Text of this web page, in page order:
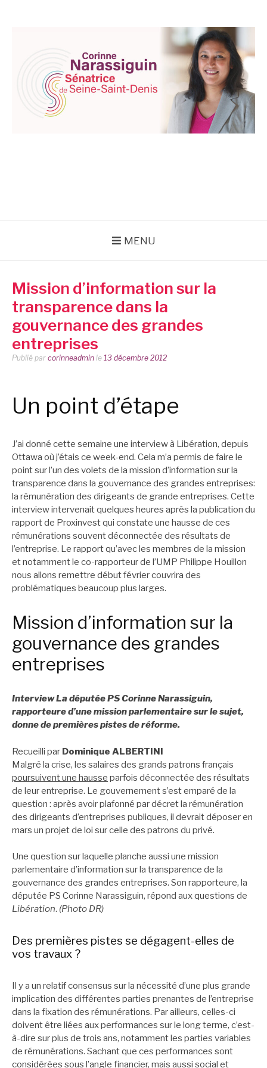
MENU
Mission d’information sur la
transparence dans la
gouvernance des grandes
entreprises
Publié par corinneadmin le 13 décembre 2012
Un point d’étape
J’ai donné cette semaine une interview à Libération, depuis
Ottawa où j’étais ce week-end. Cela m’a permis de faire le
point sur l’un des volets de la mission d’information sur la
transparence dans la gouvernance des grandes entreprises:
la rémunération des dirigeants de grande entreprises. Cette
interview intervenait quelques heures après la publication du
rapport de Proxinvest qui constate une hausse de ces
rémunérations souvent déconnectée des résultats de
l’entreprise. Le rapport qu’avec les membres de la mission
et notamment le co-rapporteur de l’UMP Philippe Houillon
nous allons remettre début février couvrira des
problématiques beaucoup plus larges.
Mission d’information sur la
gouvernance des grandes
entreprises
Interview La députée PS Corinne Narassiguin,
rapporteure d’une mission parlementaire sur le sujet,
donne de premières pistes de réforme.
Recueilli par Dominique ALBERTINI
Malgré la crise, les salaires des grands patrons français
poursuivent une hausse parfois déconnectée des résultats
de leur entreprise. Le gouvernement s’est emparé de la
question : après avoir plafonné par décret la rémunération
des dirigeants d’entreprises publiques, il devrait déposer en
mars un projet de loi sur celle des patrons du privé.
Une question sur laquelle planche aussi une mission
parlementaire d’information sur la transparence de la
gouvernance des grandes entreprises. Son rapporteure, la
députée PS Corinne Narassiguin, répond aux questions de
Libération. (Photo DR)
Des premières pistes se dégagent-elles de
vos travaux ?
Il y a un relatif consensus sur la nécessité d’une plus grande
implication des différentes parties prenantes de l’entreprise
dans la fixation des rémunérations. Par ailleurs, celles-ci
doivent être liées aux performances sur le long terme, c’est-
à-dire sur plus de trois ans, notamment les parties variables
de rémunérations. Sachant que ces performances sont
considérées sous l’angle financier, mais aussi social et